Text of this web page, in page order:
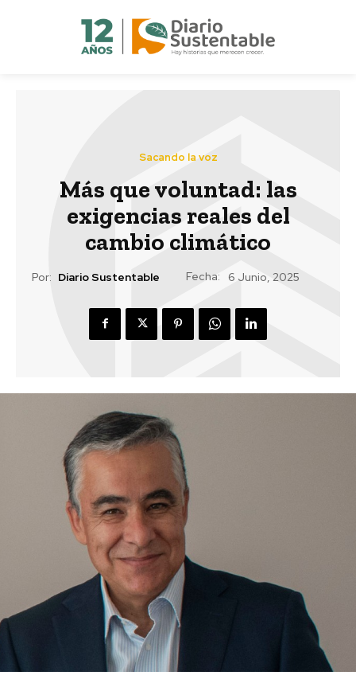
Sacando la voz
Más que voluntad: las
exigencias reales del
cambio climático
Por: Diario Sustentable Fecha: 6 Junio, 2025